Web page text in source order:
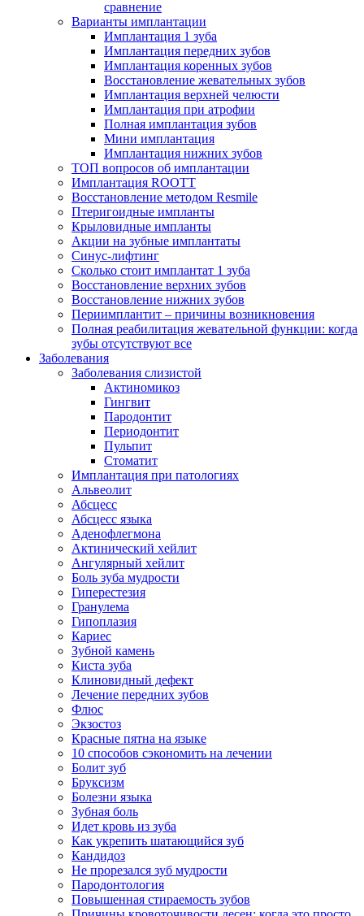
сравнение
Варианты имплантации
Имплантация 1 зуба
Имплантация передних зубов
Имплантация коренных зубов
Восстановление жевательных зубов
Имплантация верхней челюсти
Имплантация при атрофии
Полная имплантация зубов
Мини имплантация
Имплантация нижних зубов
ТОП вопросов об имплантации
Имплантация ROOTT
Восстановление методом Resmile
Птеригоидные импланты
Крыловидные импланты
Акции на зубные имплантаты
Синус-лифтинг
Сколько стоит имплантат 1 зуба
Восстановление верхних зубов
Восстановление нижних зубов
Периимплантит – причины возникновения
Полная реабилитация жевательной функции: когда
зубы отсутствуют все
Заболевания
Заболевания слизистой
Актиномикоз
Гингвит
Пародонтит
Периодонтит
Пульпит
Стоматит
Имплантация при патологиях
Альвеолит
Абсцесс
Абсцесс языка
Аденофлегмона
Актинический хейлит
Ангулярный хейлит
Боль зуба мудрости
Гиперестезия
Гранулема
Гипоплазия
Кариес
Зубной камень
Киста зуба
Клиновидный дефект
Лечение передних зубов
Флюс
Экзостоз
Красные пятна на языке
10 способов сэкономить на лечении
Болит зуб
Бруксизм
Болезни языка
Зубная боль
Идет кровь из зуба
Как укрепить шатающийся зуб
Кандидоз
Не прорезался зуб мудрости
Пародонтология
Повышенная стираемость зубов